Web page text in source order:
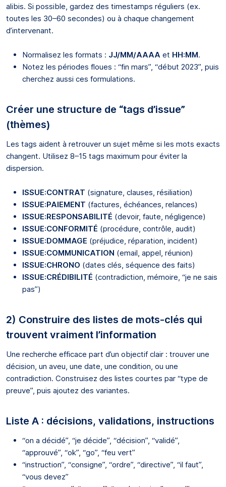
alibis. Si possible, gardez des timestamps réguliers (ex.
toutes les 30–60 secondes) ou à chaque changement
d’intervenant.
Normalisez les formats : JJ/MM/AAAA et HH:MM.
Notez les périodes floues : “fin mars”, “début 2023”, puis
cherchez aussi ces formulations.
Créer une structure de “tags d’issue”
(thèmes)
Les tags aident à retrouver un sujet même si les mots exacts
changent. Utilisez 8–15 tags maximum pour éviter la
dispersion.
ISSUE:CONTRAT (signature, clauses, résiliation)
ISSUE:PAIEMENT (factures, échéances, relances)
ISSUE:RESPONSABILITÉ (devoir, faute, négligence)
ISSUE:CONFORMITÉ (procédure, contrôle, audit)
ISSUE:DOMMAGE (préjudice, réparation, incident)
ISSUE:COMMUNICATION (email, appel, réunion)
ISSUE:CHRONO (dates clés, séquence des faits)
ISSUE:CRÉDIBILITÉ (contradiction, mémoire, “je ne sais
pas”)
2) Construire des listes de mots-clés qui
trouvent vraiment l’information
Une recherche efficace part d’un objectif clair : trouver une
décision, un aveu, une date, une condition, ou une
contradiction. Construisez des listes courtes par “type de
preuve”, puis ajoutez des variantes.
Liste A : décisions, validations, instructions
“on a décidé”, “je décide”, “décision”, “validé”,
“approuvé”, “ok”, “go”, “feu vert”
“instruction”, “consigne”, “ordre”, “directive”, “il faut”,
“vous devez”